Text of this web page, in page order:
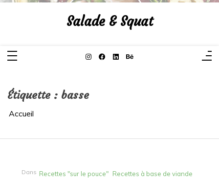
Aller
Salade & Squat
Étiquette : basse
Accueil
Dans Recettes "sur le pouce" Recettes à base de viande